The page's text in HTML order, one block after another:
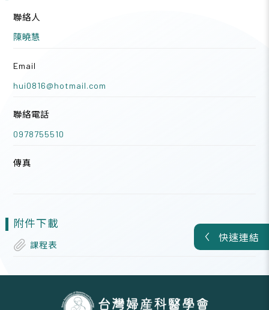
快速連結
聯絡人
陳曉慧
Email
hui0816@hotmail.com
聯絡電話
0978755510
傳真
附件下載
課程表